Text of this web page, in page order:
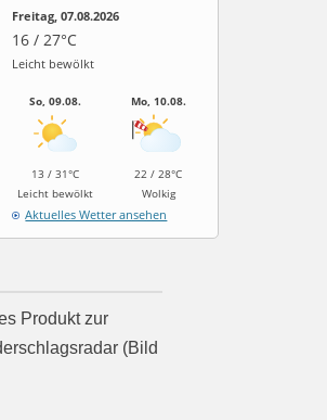
Freitag, 07.08.2026
16 / 27°C
Leicht bewölkt
So, 09.08.
13 / 31°C
Leicht bewölkt
Mo, 10.08.
22 / 28°C
Wolkig
Aktuelles Wetter ansehen